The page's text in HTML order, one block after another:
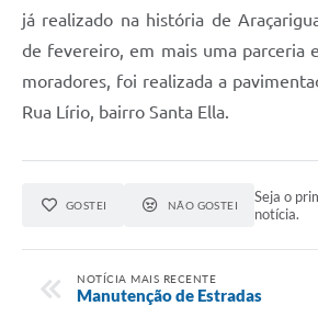
já realizado na história de
de fevereiro, em mais uma parceria
moradores, foi realizada a
Rua Lírio, bairro Santa Ella.
GOSTEI NÃO GOSTEI
Seja o
notícia.
NOTÍCIA MAIS RECENTE
Manutenção de Estradas